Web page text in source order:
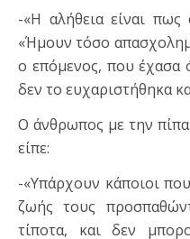
-«Η αλήθεια είναι πως
«Ήμουν τόσο
ο επόμενος, που έχασα
δεν το ευχαριστήθηκα
Ο άνθρωπος με την
είπε:
-«Υπάρχουν κάποιοι
ζωής τους
τίποτα, και δεν